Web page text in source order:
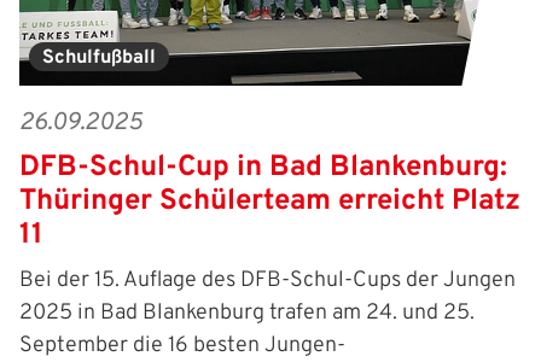
Schulfußball
26.09.2025
DFB-Schul-Cup in Bad Blankenburg:
Thüringer Schülerteam erreicht Platz
11
Bei der 15. Auflage des DFB-Schul-Cups der Jungen
2025 in Bad Blankenburg trafen am 24. und 25.
September die 16 besten Jungen-